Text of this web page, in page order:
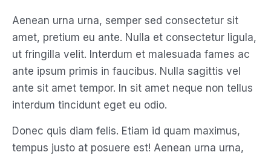
Aenean urna urna, semper sed consectetur sit
amet, pretium eu ante. Nulla et consectetur ligula,
ut fringilla velit. Interdum et malesuada fames ac
ante ipsum primis in faucibus. Nulla sagittis vel
ante sit amet tempor. In sit amet neque non tellus
interdum tincidunt eget eu odio.
Donec quis diam felis. Etiam id quam maximus,
tempus justo at posuere est! Aenean urna urna,